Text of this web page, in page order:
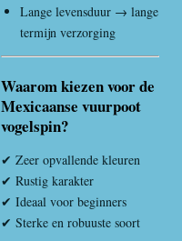
Lange levensduur → lange
termijn verzorging
Waarom kiezen voor de
Mexicaanse vuurpoot
vogelspin?
✔ Zeer opvallende kleuren
✔ Rustig karakter
✔ Ideaal voor beginners
✔ Sterke en robuuste soort